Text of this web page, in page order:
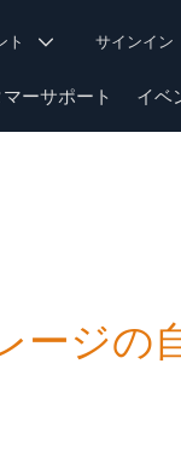
ト サインイン
ーサポート イベ
ージの